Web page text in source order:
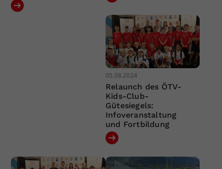
05.08.2024
Relaunch des ÖTV-
Kids-Club-
Gütesiegels:
Infoveranstaltung
und Fortbildung